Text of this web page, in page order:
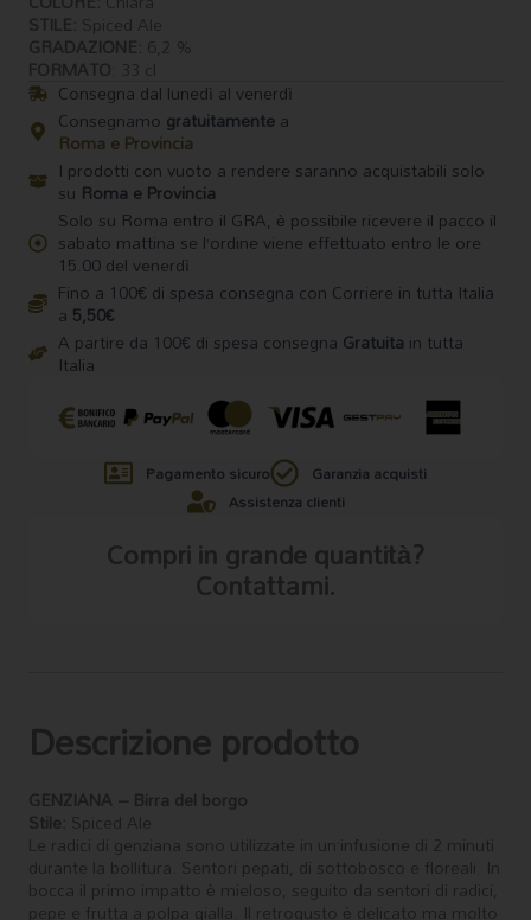
STILE: Spiced Ale
GRADAZIONE: 6,2 %
FORMATO : 33 cl
Consegna dal lunedì al venerdì
Consegnamo gratuitamentea
Roma e Provincia
I prodotti con vuoto a rendere saranno acquistabili solo
su Roma e Provincia
Solo su Roma entro il GRA, è possibile ricevere il pacco il
sabato mattina se l’ordine viene effettuato entro le ore
15.00 del venerdì
Fino a 100€ di spesa consegna con Corriere in tutta Italia
a 5,50€
A partire da 100€ di spesa consegna Gratuita in tutta
Italia
Pagamento sicuro
Garanzia acquisti
Assistenza clienti
Compri in grande quantità?
Contattami.
Descrizione prodotto
GENZIANA – Birra del borgo
Stile: Spiced Ale
Le radici di genziana sono utilizzate in un’infusione di 2 minuti
durante la bollitura. Sentori pepati, di sottobosco e floreali. In
bocca il primo impatto è mieloso, seguito da sentori di radici,
pepe e frutta a polpa gialla. Il retrogusto è delicato ma molto